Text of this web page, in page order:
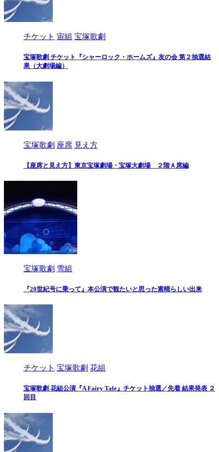
チケット 宙組 宝塚歌劇
宝塚歌劇 チケット『シャーロック・ホームズ』友の会 第２抽選結
果（大劇場編）
宝塚歌劇 座席 見え方
【座席と見え方】東京宝塚劇場・宝塚大劇場 ２階Ａ席編
宝塚歌劇 雪組
『20世紀号に乗って』本公演で観たいと思った素晴らしい出来
チケット 宝塚歌劇 花組
宝塚歌劇 花組公演『A Fairy Tale』チケット抽選／先着 結果発表 ２
回目